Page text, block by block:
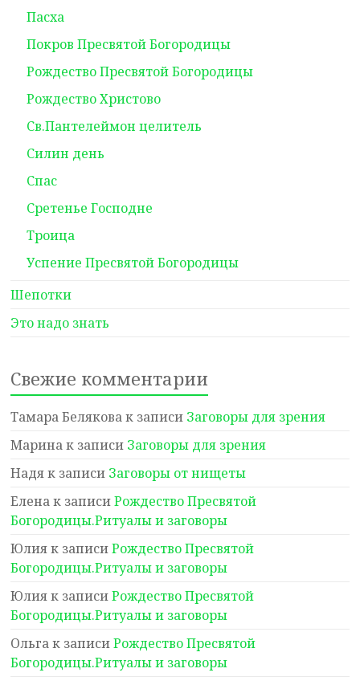
Пасха
Покров Пресвятой Богородицы
Рождество Пресвятой Богородицы
Рождество Христово
Св.Пантелеймон целитель
Силин день
Спас
Сретенье Господне
Троица
Успение Пресвятой Богородицы
Шепотки
Это надо знать
Свежие комментарии
Тамара Беляковак записи Заговоры для зрения
Маринак записи Заговоры для зрения
Надяк записи Заговоры от нищеты
Еленак записиРождество Пресвятой
Богородицы.Ритуалы и заговоры
Юлияк записиРождество Пресвятой
Богородицы.Ритуалы и заговоры
Юлияк записиРождество Пресвятой
Богородицы.Ритуалы и заговоры
Ольгак записиРождество Пресвятой
Богородицы.Ритуалы и заговоры